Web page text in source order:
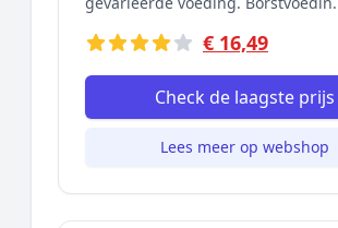
€ 16,49
Check de laagste prijs
Lees meer op webshop